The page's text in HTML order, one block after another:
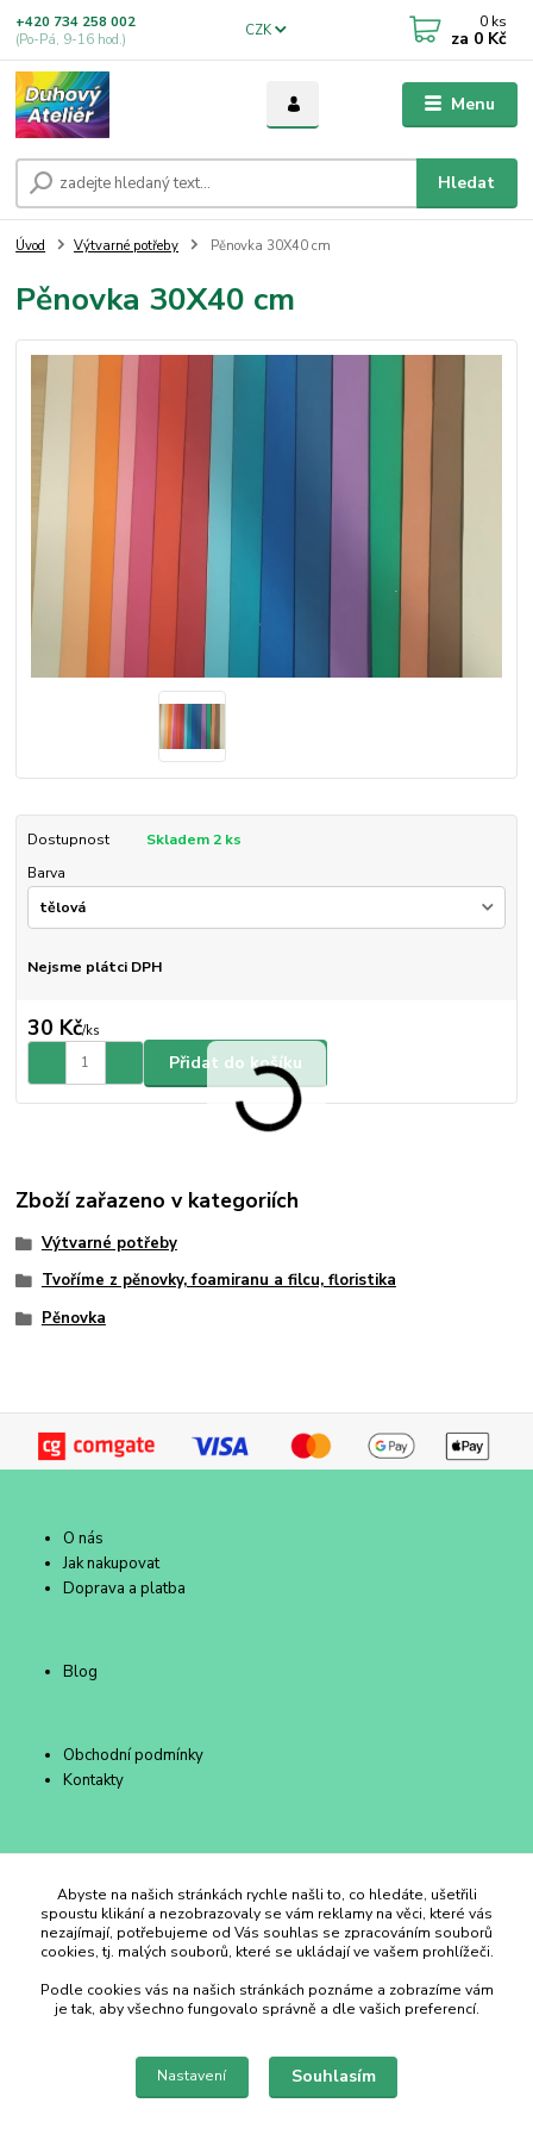
Menu
CZK
Hledat
+420 734 258 002
(Po-Pá, 9-16 hod.)
0 ks
za 0 Kč
Úvod Výtvarné potřeby Pěnovka 30X40 cm
Pěnovka 30X40 cm
Dostupnost
Skladem 2 ks
Barva
Nejsme plátci DPH
30 Kč/ks
Přidat do košíku
Zboží zařazeno v kategoriích
Výtvarné potřeby
Tvoříme z pěnovky, foamiranu a filcu, floristika
Pěnovka
O nás
Jak nakupovat
Doprava a platba
Blog
Obchodní podmínky
Kontakty
Duhový Ateliér Kroměříž
+420 734 258 002
duhovyatelier@email.cz
Abyste na našich stránkách rychle našli to, co hledáte, ušetřili
spoustu klikání a nezobrazovaly se vám reklamy na věci, které vás
nezajímají, potřebujeme od Vás souhlas se zpracováním souborů
cookies, tj. malých souborů, které se ukládají ve vašem prohlížeči.
Podle cookies vás na našich stránkách poznáme a zobrazíme vám
je tak, aby všechno fungovalo správně a dle vašich preferencí.
Nastavení Souhlasím